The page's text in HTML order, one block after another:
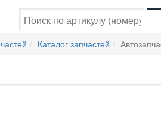
Каталог запчастей